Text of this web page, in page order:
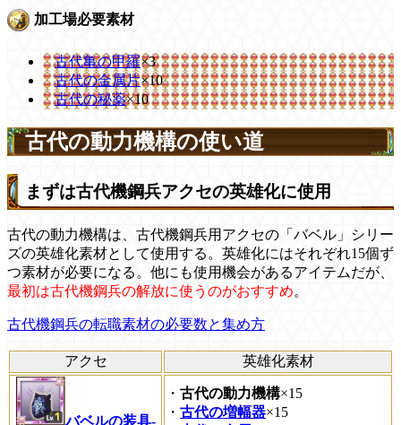
加工場必要素材
古代亀の甲羅×3
古代の金属片×10
古代の秘薬×10
古代の動力機構の使い道
まずは古代機鋼兵アクセの英雄化に使用
古代の動力機構は、古代機鋼兵用アクセの「バベル」シリー
ズの英雄化素材として使用する。英雄化にはそれぞれ15個ず
つ素材が必要になる。他にも使用機会があるアイテムだが、
最初は古代機鋼兵の解放に使うのがおすすめ。
古代機鋼兵の転職素材の必要数と集め方
アクセ 英雄化素材
バベルの装具-
・ 古代の動力機構×15
・ 古代の増幅器×15